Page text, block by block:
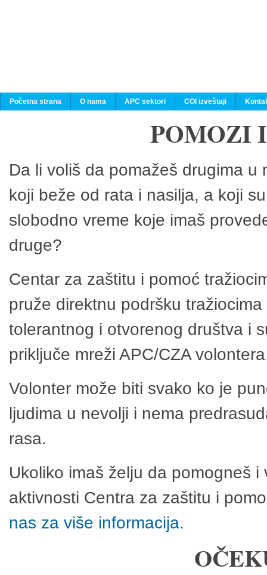
Početna strana O nama APC sektori COI izveštaji
POMOZI
Da li voliš da pomažeš drugima
koji beže od rata i nasilja, a koji
slobodno vreme koje imaš
druge?
Centar za zaštitu i pomoć
pruže direktnu podršku
tolerantnog i otvorenog društva i
priključe mreži APC/CZA
Volonter može biti svako ko je
ljudima u nevolji i nema
rasa.
Ukoliko imaš želju da pomogneš
aktivnosti Centra za zaštitu i
nas za više informacija.